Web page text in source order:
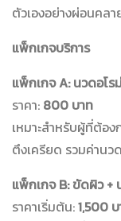
ตัวเองอย่างผ่อนคลา
แพ็กเกจบริการ
แพ็กเกจ A: นวดอโร
ราคา: 800 บาท
เหมาะสำหรับผู้ที่ต้อ
ตึงเครียด รวมค่านว
แพ็กเกจ B: ขัดผิว +
ราคาเริ่มต้น:1,500